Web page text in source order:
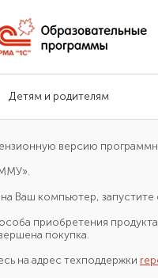
Детям и родителям
версию
Ваш компьютер, запустите
приобретения
покупка.
на адрес техподдержки